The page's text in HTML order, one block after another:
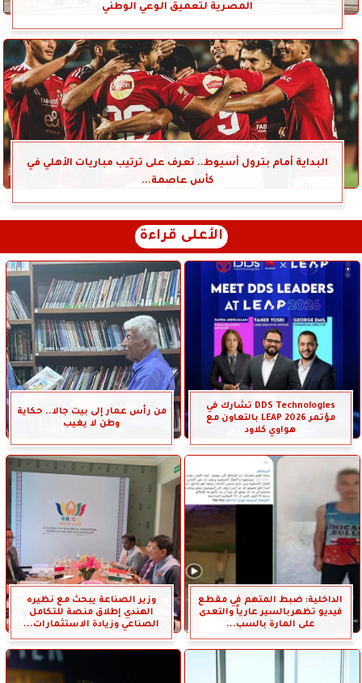
المصرية لتعميق الوعي الوطني
البداية أمام بترول أسيوط.. تعرف على ترتيب مباريات الأهلي في
كأس عاصمة...
الأعلى قراءة
DDS Technologies تشارك في
مؤتمر LEAP 2026 بالتعاون مع
هواوي كلاود
من رأس عمار إلى بيت جالا.. حكاية
وطن لا يغيب
الداخلية: ضبط المتهم في مقطع
فيديو تظهربالسير عارياً والتعدى
على المارة بالسب...
وزير الصناعة يبحث مع نظيره
الهندي إطلاق منصة للتكامل
الصناعي وزيادة الاستثمارات...